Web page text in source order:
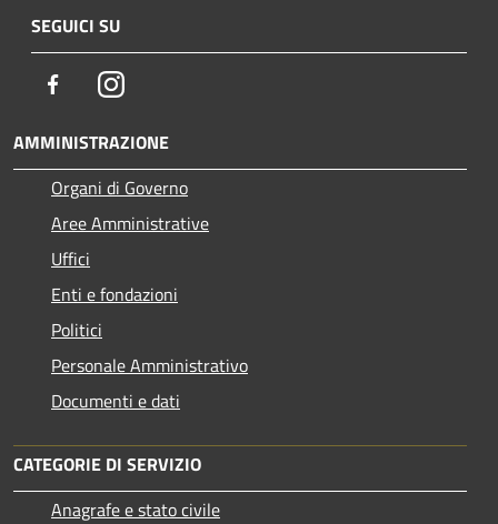
SEGUICI SU
FacebookInstagram
AMMINISTRAZIONE
Organi di Governo
Aree Amministrative
Uffici
Enti e fondazioni
Politici
Personale Amministrativo
Documenti e dati
CATEGORIE DI SERVIZIO
Anagrafe e stato civile